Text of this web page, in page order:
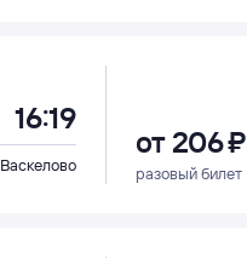
16:19
Васкелово
от 206 ⁠₽
разовый билет